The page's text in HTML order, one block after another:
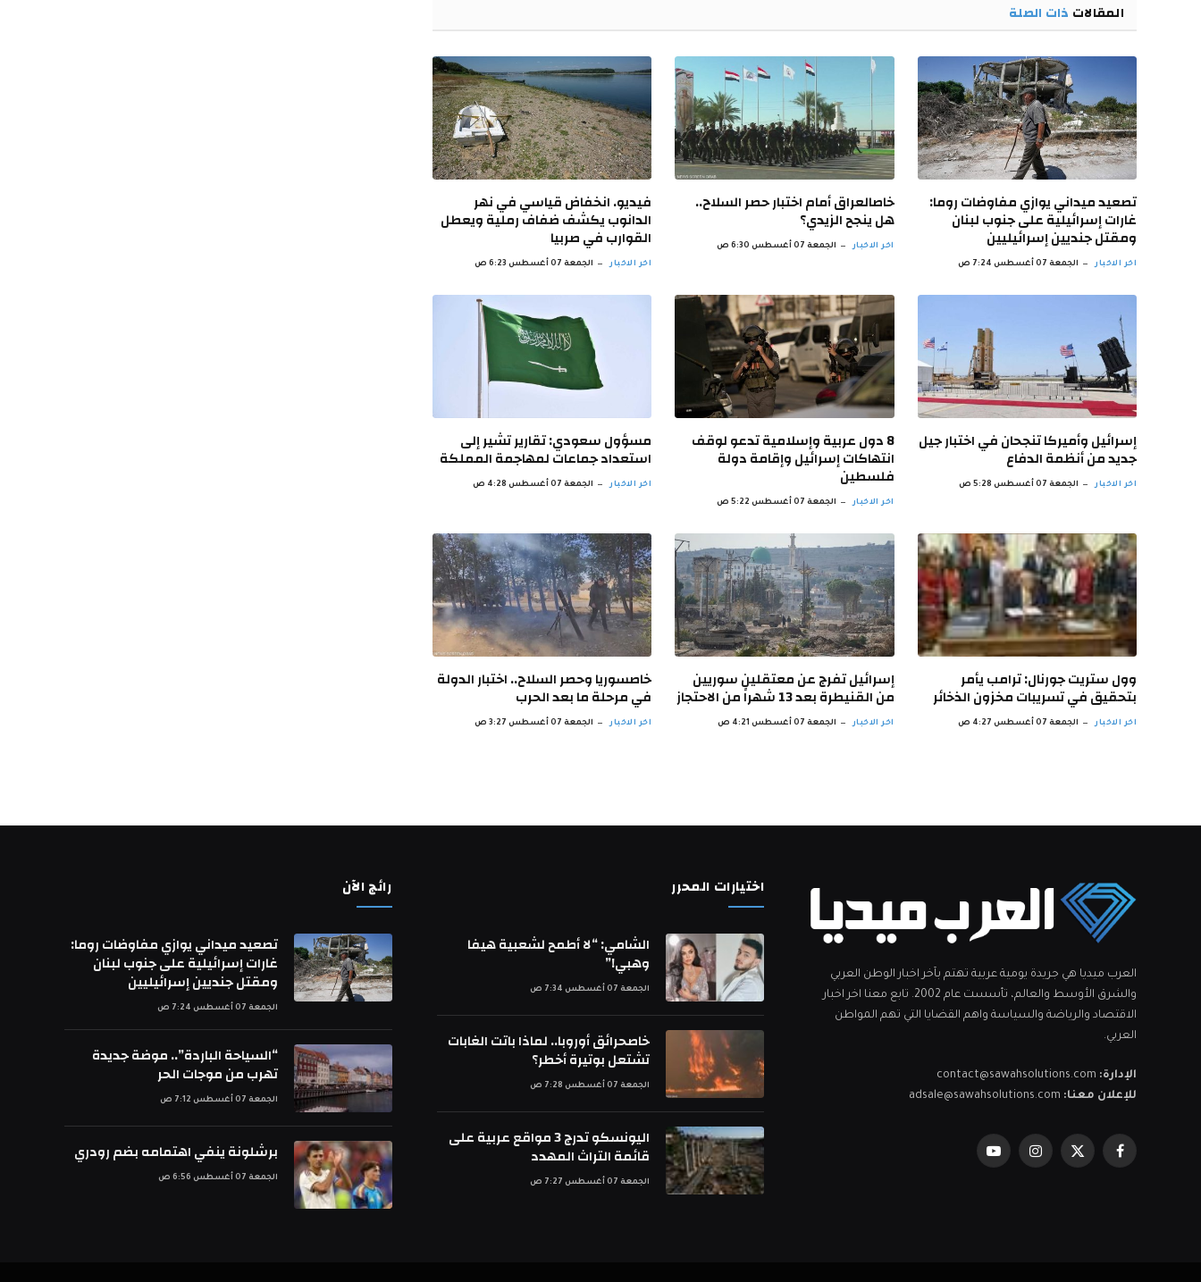
المقالات ذات الصلة
تصعيد ميداني يوازي مفاوضات روما:
غارات إسرائيلية على جنوب لبنان
ومقتل جنديين إسرائيليين
اخر الاخبار الجمعة 07 أغسطس 7:24 ص
خاصالعراق أمام اختبار حصر السلاح..
هل ينجح الزيدي؟
اخر الاخبار الجمعة 07 أغسطس 6:30 ص
فيديو. انخفاض قياسي في نهر
الدانوب يكشف ضفاف رملية ويعطل
القوارب في صربيا
اخر الاخبار الجمعة 07 أغسطس 6:23 ص
إسرائيل وأميركا تنجحان في اختبار جيل
جديد من أنظمة الدفاع
اخر الاخبار الجمعة 07 أغسطس 5:28 ص
8 دول عربية وإسلامية تدعو لوقف
انتهاكات إسرائيل وإقامة دولة
فلسطين
اخر الاخبار الجمعة 07 أغسطس 5:22 ص
مسؤول سعودي: تقارير تشير إلى
استعداد جماعات لمهاجمة المملكة
اخر الاخبار الجمعة 07 أغسطس 4:28 ص
وول ستريت جورنال: ترامب يأمر
بتحقيق في تسريبات مخزون الذخائر
اخر الاخبار الجمعة 07 أغسطس 4:27 ص
إسرائيل تفرج عن معتقلين سوريين
من القنيطرة بعد 13 شهراً من الاحتجاز
اخر الاخبار الجمعة 07 أغسطس 4:21 ص
خاصسوريا وحصر السلاح.. اختبار الدولة
في مرحلة ما بعد الحرب
اخر الاخبار الجمعة 07 أغسطس 3:27 ص
العرب ميديا هي جريدة يومية عربية تهتم بآخر اخبار الوطن العربي
والشرق الأوسط والعالم، تأسست عام 2002. تابع معنا اخر اخبار
الاقتصاد والرياضة والسياسة واهم القضايا التي تهم المواطن
العربي.
الإدارة: contact@sawahsolutions.com
للإعلان معنا: adsale@sawahsolutions.com
فيسبوكX
الانستغراميوتيوب
اختيارات المحرر
الشامي: “لا أطمح لشعبية هيفا
وهبي!”
الجمعة 07 أغسطس 7:34 ص
خاصحرائق أوروبا.. لماذا باتت الغابات
تشتعل بوتيرة أخطر؟
الجمعة 07 أغسطس 7:28 ص
اليونسكو تدرج 3 مواقع عربية على
قائمة التراث المهدد
الجمعة 07 أغسطس 7:27 ص
رائج الآن
تصعيد ميداني يوازي مفاوضات روما:
غارات إسرائيلية على جنوب لبنان
ومقتل جنديين إسرائيليين
الجمعة 07 أغسطس 7:24 ص
“السياحة الباردة”.. موضة جديدة
تهرب من موجات الحر
الجمعة 07 أغسطس 7:12 ص
برشلونة ينفي اهتمامه بضم رودري
الجمعة 07 أغسطس 6:56 ص